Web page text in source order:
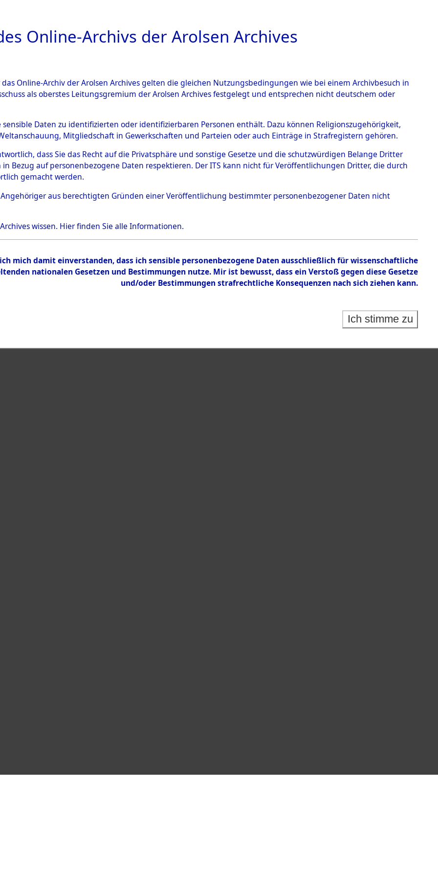
ARCHIVALE ÜBERSICHT BILD
0003 (108009158)
Person KÜHN, FRIEDRICH
Bestand
Online-Archivs der Arolsen Archives
Online-Archiv der Arolsen Archives gelten die gleichen Nutzungsbedingungen wie bei einem Archivbesuch in
als oberstes Leitungsgremium der Arolsen Archives festgelegt und entsprechen nicht deutschem oder
sensible Daten zu identifizierten oder identifizierbaren Personen enthält. Dazu können Religionszugehörigkeit,
Mitgliedschaft in Gewerkschaften und Parteien oder auch Einträge in Strafregistern gehören.
dass Sie das Recht auf die Privatsphäre und sonstige Gesetze und die schutzwürdigen Belange Dritter
Bezug auf personenbezogene Daten respektieren. Der ITS kann nicht für Veröffentlichungen Dritter, die durch
gemacht werden.
Angehöriger aus berechtigten Gründen einer Veröffentlichung bestimmter personenbezogener Daten nicht
wissen. Hierfinden Sie alle Informationen.
mich damit einverstanden, dass ich sensible personenbezogene Daten ausschließlich für wissenschaftliche
nationalen Gesetzen und Bestimmungen nutze. Mir ist bewusst, dass ein Verstoß gegen diese Gesetze
und/oder Bestimmungen strafrechtliche Konsequenzen nach sich ziehen kann.
Ich stimme zu